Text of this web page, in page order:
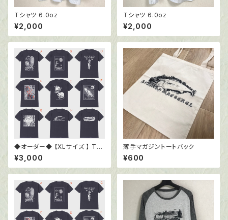
Tシャツ 6.0oz
¥2,000
Tシャツ 6.0oz
¥2,000
◆オーダー◆ 【XLサイズ 】 Tシ
ャツ6.0oz ブラック
¥3,000
薄手マガジントートバック
¥600